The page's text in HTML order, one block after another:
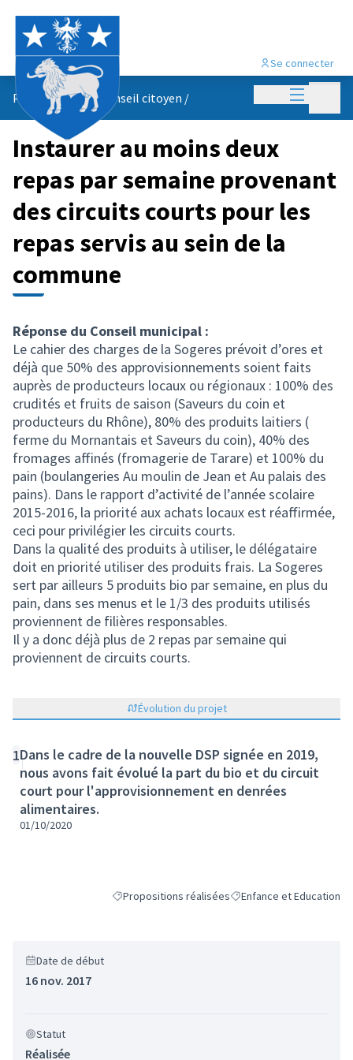
Menu
Se connecter
Propositions du conseil citoyen /
Instaurer au moins deux
repas par semaine provenant
des circuits courts pour les
repas servis au sein de la
commune
Réponse du Conseil municipal :
Le cahier des charges de la Sogeres prévoit d’ores et
déjà que 50% des approvisionnements soient faits
auprès de producteurs locaux ou régionaux : 100% des
crudités et fruits de saison (Saveurs du coin et
producteurs du Rhône), 80% des produits laitiers (
ferme du Mornantais et Saveurs du coin), 40% des
fromages affinés (fromagerie de Tarare) et 100% du
pain (boulangeries Au moulin de Jean et Au palais des
pains). Dans le rapport d’activité de l’année scolaire
2015-2016, la priorité aux achats locaux est réaffirmée,
ceci pour privilégier les circuits courts.
Dans la qualité des produits à utiliser, le délégataire
doit en priorité utiliser des produits frais. La Sogeres
sert par ailleurs 5 produits bio par semaine, en plus du
pain, dans ses menus et le 1/3 des produits utilisés
proviennent de filières responsables.
Il y a donc déjà plus de 2 repas par semaine qui
proviennent de circuits courts.
Évolution du projet
1Dans le cadre de la nouvelle DSP signée en 2019,
nous avons fait évolué la part du bio et du circuit
court pour l'approvisionnement en denrées
alimentaires.
01/10/2020
Filtrer les résultats de la catégorie : Propositions
Propositions réaliséesFiltrer les résultats pour
Enfance et Education
Date de début
16 nov. 2017
Statut
Réalisée